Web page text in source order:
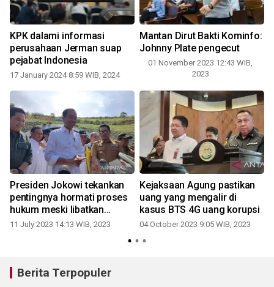
KPK dalami informasi
perusahaan Jerman suap
pejabat Indonesia
17 January 2024 8:59 WIB, 2024
Mantan Dirut Bakti Kominfo:
Johnny Plate pengecut
01 November 2023 12:43 WIB,
2023
Presiden Jokowi tekankan
pentingnya hormati proses
hukum meski libatkan
menteri
11 July 2023 14:13 WIB, 2023
Kejaksaan Agung pastikan
uang yang mengalir di
kasus BTS 4G uang korupsi
04 October 2023 9:05 WIB, 2023
Berita Terpopuler